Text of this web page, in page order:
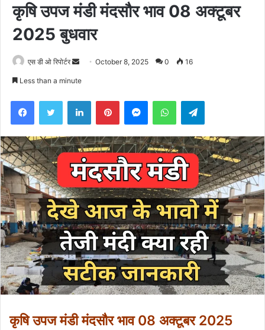
कृषि उपज मंडी मंदसौर भाव 08 अक्टूबर
2025 बुधवार
एस डी ओ रिपोर्टर
SendOctober 8, 2025 0 16
Less than a minute
FacebookTwitter LinkedInPinterestMessengerWhatsAppTelegram
कृषि उपज मंडी मंदसौर भाव 08 अक्टूबर 2025